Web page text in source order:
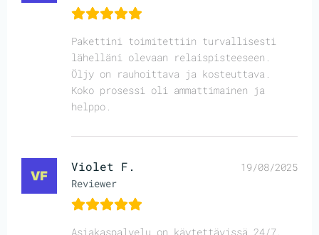
Pakettini toimitettiin turvallisesti
lähelläni olevaan relaispisteeseen.
Öljy on rauhoittava ja kosteuttava.
Koko prosessi oli ammattimainen ja
helppo.
Violet F.
Reviewer
19/08/2025
Asiakaspalvelu on käytettävissä 24/7,